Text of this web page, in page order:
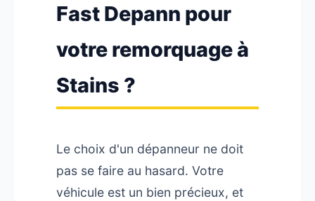
Fast Depann pour
votre remorquage à
Stains ?
Le choix d'un dépanneur ne doit
pas se faire au hasard. Votre
véhicule est un bien précieux, et